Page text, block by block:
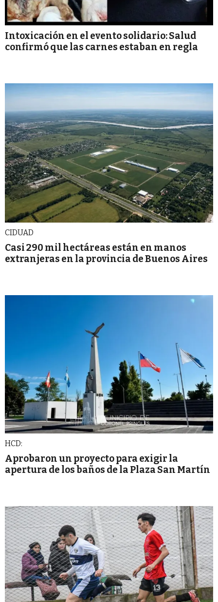
Intoxicación en el evento solidario: Salud
confirmó que las carnes estaban en regla
CIDUAD
Casi 290 mil hectáreas están en manos
extranjeras en la provincia de Buenos Aires
HCD:
Aprobaron un proyecto para exigir la
apertura de los baños de la Plaza San Martín